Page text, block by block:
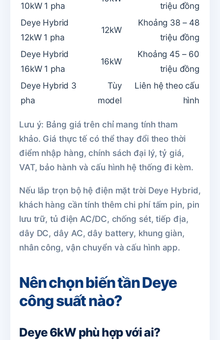
10kW 1 pha
triệu đồng
Deye Hybrid
12kW 1 pha
12kW
Khoảng 38 – 48
triệu đồng
Deye Hybrid
16kW 1 pha
16kW
Khoảng 45 – 60
triệu đồng
Deye Hybrid 3
pha
Tùy
model
Liên hệ theo cấu
hình
Lưu ý: Bảng giá trên chỉ mang tính tham
khảo. Giá thực tế có thể thay đổi theo thời
điểm nhập hàng, chính sách đại lý, tỷ giá,
VAT, bảo hành và cấu hình hệ thống đi kèm.
Nếu lắp trọn bộ hệ điện mặt trời Deye Hybrid,
khách hàng cần tính thêm chi phí tấm pin, pin
lưu trữ, tủ điện AC/DC, chống sét, tiếp địa,
dây DC, dây AC, dây battery, khung giàn,
nhân công, vận chuyển và cấu hình app.
Nên chọn biến tần Deye
công suất nào?
Deye 6kW phù hợp với ai?